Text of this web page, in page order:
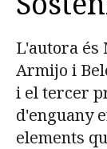
Subscriu-
L'autora és
Armijo i
i el tercer
d'enguany
elements